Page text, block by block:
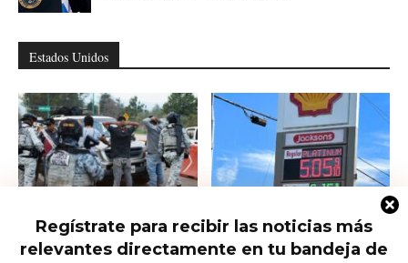
Regístrate para recibir las noticias más
relevantes directamente en tu bandeja de
Estados Unidos
Ofrecen 25 millones por el nuevo
líder del CJNG
Las petroleras siguen haciendo su
agosto: El conflicto con Irán